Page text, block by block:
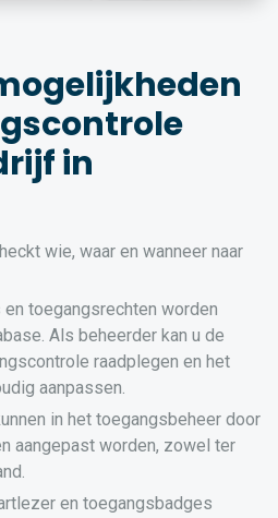
in
wie, waar en wanneer naar
toegangsrechten worden
Als beheerder kan u de
raadplegen en het
aanpassen.
in het toegangsbeheer door
aangepast worden, zowel ter
en toegangsbadges